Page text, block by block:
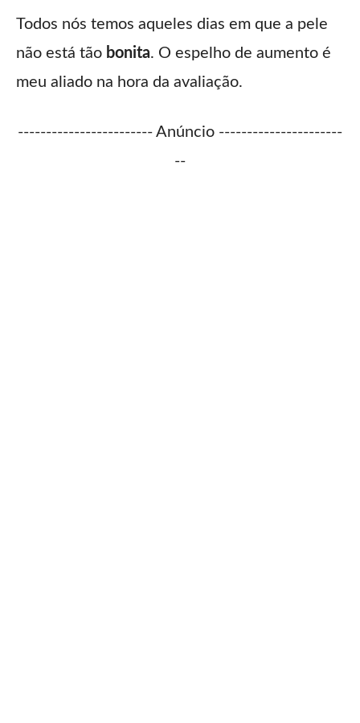
Todos nós temos aqueles dias em que a pele
não está tão bonita. O espelho de aumento é
meu aliado na hora da avaliação.
------------------------ Anúncio ----------------------
--